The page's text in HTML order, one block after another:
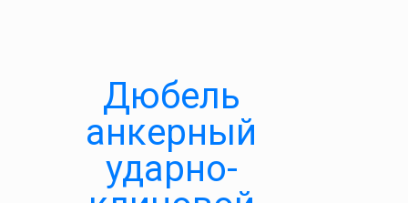
Дюбель
анкерный
ударно-